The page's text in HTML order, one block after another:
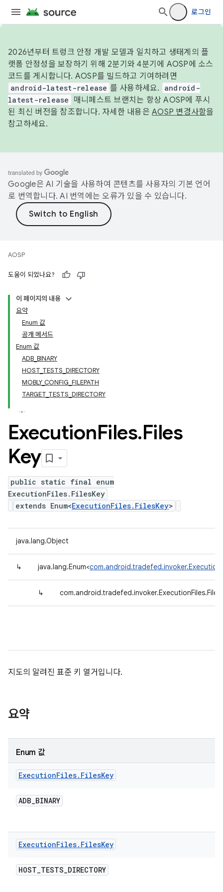
로그인
2026년부터 트렁크 안정 개발 모델과 일치하고 생태계의 플
랫폼 안정성을 보장하기 위해 2분기와 4분기에 AOSP에 소스
코드를 게시합니다. AOSP를 빌드하고 기여하려면
android-latest-release 를 사용하세요.
android-
latest-release
매니페스트 브랜치는 항상 AOSP에 푸시
된 최신 버전을 참조합니다. 자세한 내용은 AOSP 변경사항을
참고하세요.
Google은 AI 기술을 사용하여 콘텐츠를 사용자의 기본 언어
로 번역합니다. AI 번역에는 오류가 있을 수 있습니다.
AOSP
도움이 되었나요?
이 페이지의 내용
요약
Enum 값
공개 메서드
Enum 값
ADB_BINARY
HOST_TESTS_DIRECTORY
MOBLY_CONFIG_FILEPATH
TARGET_TESTS_DIRECTORY
ExecutionFiles.Files
Key
public static final enum
ExecutionFiles.FilesKey
extends Enum<ExecutionFiles.FilesKey>
java.lang.Object
↳ java.lang.Enum<
↳
지도의 알려진 표준 키 열거입니다.
요약
Enum 값
ExecutionFiles. FilesKey
ADB_BINARY
ExecutionFiles. FilesKey
HOST_TESTS_DIRECTORY